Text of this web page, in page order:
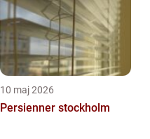
10 maj 2026
Persienner stockholm